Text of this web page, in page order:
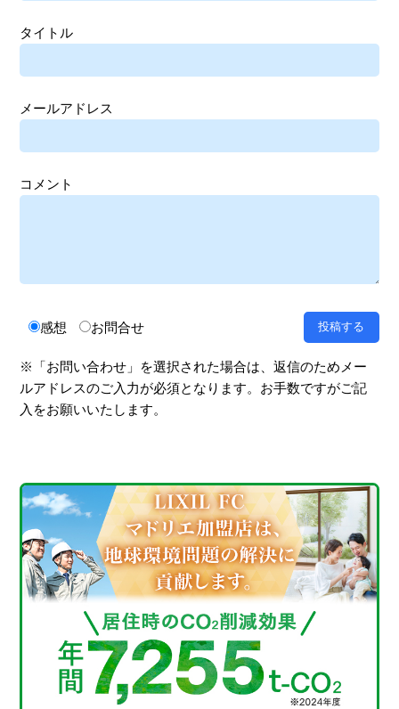
タイトル
メールアドレス
コメント
感想 お問合せ
※「お問い合わせ」を選択された場合は、返信のためメー
ルアドレスのご入力が必須となります。お手数ですがご記
入をお願いいたします。